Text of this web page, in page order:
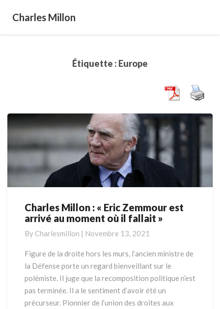
Charles Millon
Étiquette : Europe
Charles
Millon
« Eric
Zemmour
est
arrivé
au
moment
où
Charles Millon : « Eric Zemmour est
arrivé au moment où il fallait »
By Charlesmillon | Novembre 13, 2021
Figure de la droite hors les murs, l’ancien ministre de
la Défense porte un regard bienveillant sur le
polémiste. Il juge que la recomposition politique n’est
pas terminée. Il a le sentiment d’avoir été un
précurseur. Pionnier de l’union des droites aux